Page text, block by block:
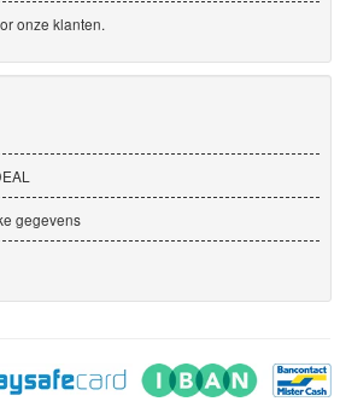
onze klanten.
gegevens